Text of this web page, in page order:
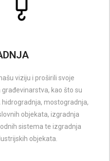
viziju i proširili svoje
kao što su
mostogradnja,
objekata, izgradnja
sistema te izgradnja
objekata.